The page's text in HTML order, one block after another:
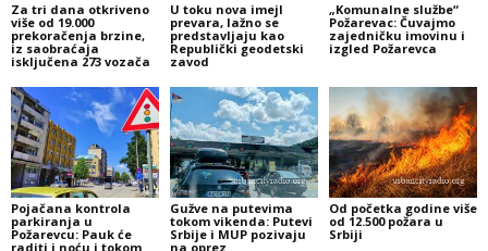
Za tri dana otkriveno
više od 19.000
prekoračenja brzine,
iz saobraćaja
isključena 273 vozača
U toku nova imejl
prevara, lažno se
predstavljaju kao
Republički geodetski
zavod
„Komunalne službe“
Požarevac: Čuvajmo
zajedničku imovinu i
izgled Požarevca
Pojačana kontrola
parkiranja u
Požarevcu: Pauk će
raditi i noću i tokom
Gužve na putevima
tokom vikenda: Putevi
Srbije i MUP pozivaju
na oprez
Od početka godine više
od 12.500 požara u
Srbiji